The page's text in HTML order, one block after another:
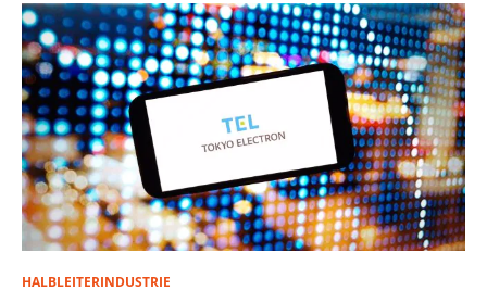
HALBLEITERINDUSTRIE